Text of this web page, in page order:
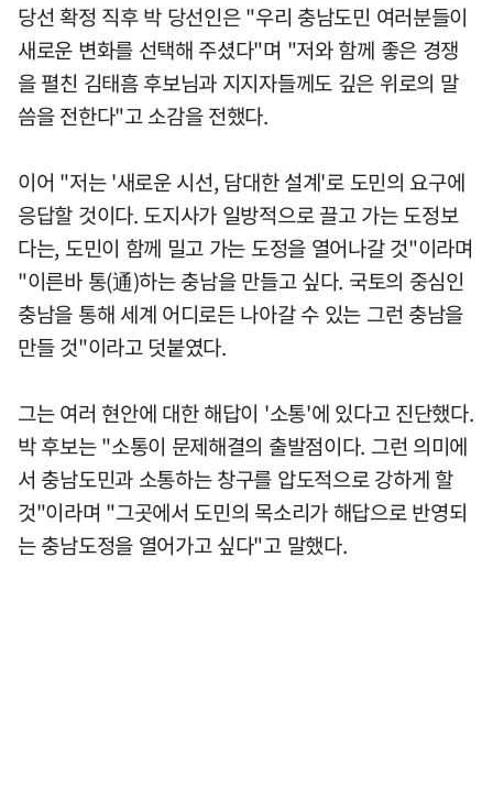
당선 확정 직후 박 당선인은 "우리 충남도민 여러분들이
새로운 변화를 선택해 주셨다"며 "저와 함께 좋은 경쟁
을 펼친 김태흠 후보님과 지지자들께도 깊은 위로의 말
씀을 전한다"고 소감을 전했다.
이어 "저는 '새로운 시선, 담대한 설계'로 도민의 요구에
응답할 것이다. 도지사가 일방적으로 끌고 가는 도정보
다는, 도민이 함께 밀고 가는 도정을 열어나갈 것"이라며
"이른바 통(通)하는 충남을 만들고 싶다. 국토의 중심인
충남을 통해 세계 어디로든 나아갈 수 있는 그런 충남을
만들 것"이라고 덧붙였다.
그는 여러 현안에 대한 해답이 '소통'에 있다고 진단했다.
박 후보는 "소통이 문제해결의 출발점이다. 그런 의미에
서 충남도민과 소통하는 창구를 압도적으로 강하게 할
것"이라며 "그곳에서 도민의 목소리가 해답으로 반영되
는 충남도정을 열어가고 싶다"고 말했다.